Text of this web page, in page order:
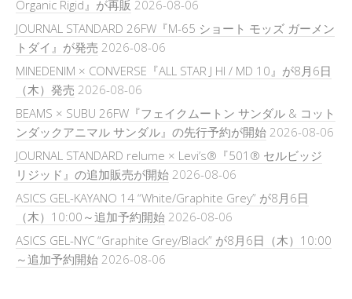
Organic Rigid』が再販 2026-08-06
JOURNAL STANDARD 26FW『M-65 ショート モッズ ガーメン
トダイ』が発売 2026-08-06
MINEDENIM × CONVERSE『ALL STAR J HI / MD 10』が8月6日
（木）発売 2026-08-06
BEAMS × SUBU 26FW『フェイクムートン サンダル & コット
ンダックアニマル サンダル』の先行予約が開始 2026-08-06
JOURNAL STANDARD relume × Levi’s®『501® セルビッジ
リジッド』の追加販売が開始 2026-08-06
ASICS GEL-KAYANO 14 “White/Graphite Grey” が8月6日
（木）10:00～追加予約開始 2026-08-06
ASICS GEL-NYC “Graphite Grey/Black” が8月6日（木）10:00
～追加予約開始 2026-08-06